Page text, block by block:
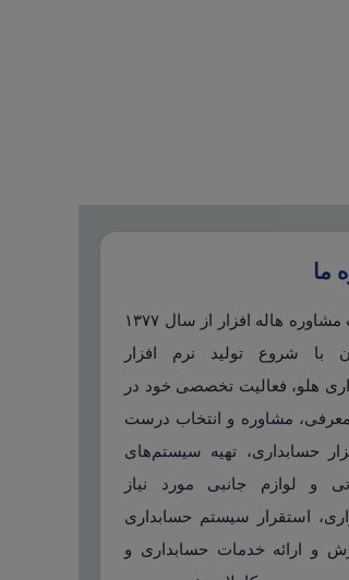
ما
شرکت مشاوره هاله افزار از سال ۱۳۷۷
با شروع تولید نرم افزار
هلو، فعالیت تخصصی خود در
معرفی، مشاوره و انتخاب درست
حسابداری، تهیه سیستم‌های
و لوازم جانبی مورد نیاز
استقرار سیستم حسابداری
و ارائه خدمات حسابداری و